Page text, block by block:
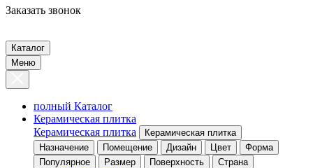
Заказать звонок
Каталог
Меню
полный Каталог
Керамическая плитка
Керамическая плитка
Керамическая плитка
Назначение
Помещение Дизайн Цвет
Форма
Популярное
Размер Поверхность Страна